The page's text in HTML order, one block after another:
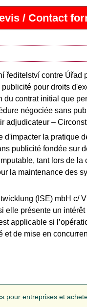
/ Contact
ředitelství contre
pour droits
contrat initial que
négociée sans
–
la
publicité fondée
tant lors de
la maintenance des
(ISE) mbH c/
présente un
applicable si
de mise en
pour entreprises et